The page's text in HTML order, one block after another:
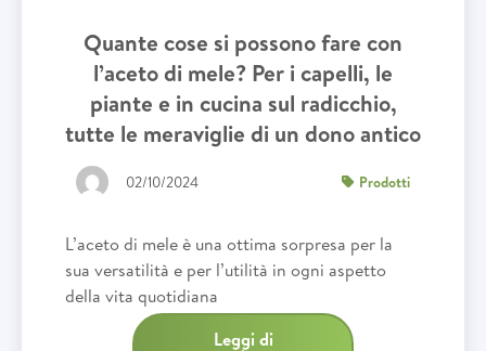
Quante cose si possono fare con
l’aceto di mele? Per i capelli, le
piante e in cucina sul radicchio,
tutte le meraviglie di un dono antico
02/10/2024 Prodotti
L’aceto di mele è una ottima sorpresa per la
sua versatilità e per l’utilità in ogni aspetto
della vita quotidiana
Leggi di